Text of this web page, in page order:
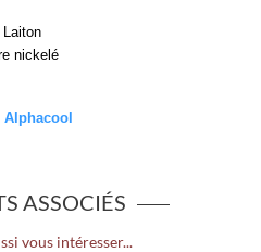
nickelé
ASSOCIÉS
vous intéresser...